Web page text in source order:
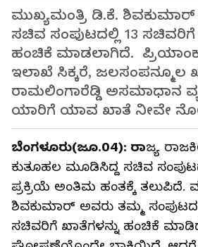
ಮುಖ್ಯಮಂತ್ರಿ ಡಿ.ಕೆ. ಶಿವಕುಮಾರ್
ಸಚಿವ ಸಂಪುಟದಲ್ಲಿ 13 ಸಚಿವರಿಗೆ
ಹಂಚಿಕೆ ಮಾಡಲಾಗಿದೆ.
ಇಲಾಖೆ ಸಿಕ್ಕರೆ, ಜಲಸಂಪನ್ಮೂಲ
ರಾಮಲಿಂಗಾರೆಡ್ಡಿ ಅಸಮಾಧಾನ
ಯಾರಿಗೆ ಯಾವ ಖಾತೆ ನೀವೇ
ಬೆಂಗಳೂರು(ಜೂ.04): ರಾಜ್ಯ
ಕುತೂಹಲ ಮೂಡಿಸಿದ್ದ ಸಚಿವ
ಪ್ರಕ್ರಿಯೆ ಅಂತಿಮ ಹಂತಕ್ಕೆ ತಲುಪಿದೆ.
ಶಿವಕುಮಾರ್ ಅವರು ತಮ್ಮ ಸಂಪುಟದ
ಸಚಿವರಿಗೆ ಖಾತೆಗಳನ್ನು ಹಂಚಿಕೆ